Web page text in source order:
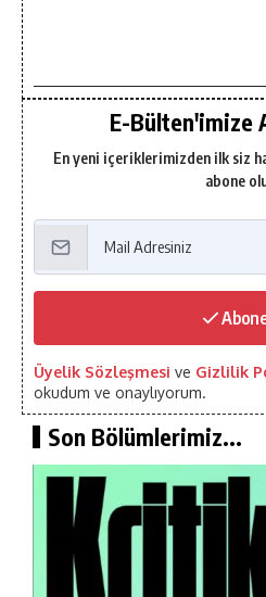
E-Bülten'imize
En yeni içeriklerimizden ilk siz
abone
Üyelik Sözleşmesi ve Gizlilik
okudum ve onaylıyorum.
Son Bölümlerimiz...